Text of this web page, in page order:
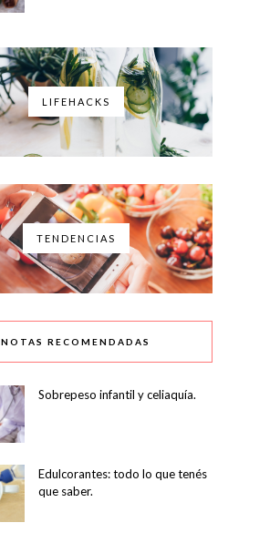
LIFEHACKS
TENDENCIAS
NOTAS RECOMENDADAS
Sobrepeso infantil y celiaquía.
Edulcorantes: todo lo que tenés
que saber.